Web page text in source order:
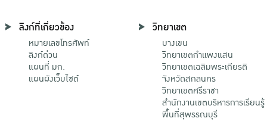
ลิงก์ที่เกี่ยวข้อง
หมายเลขโทรศัพท์
ลิงก์ด่วน
แผนที่ มก.
แผนผังเว็บไซต์
วิทยาเขต
บางเขน
วิทยาเขตกําแพงแสน
วิทยาเขตเฉลิมพระเกียรติ
จังหวัดสกลนคร
วิทยาเขตศรีราชา
สำนักงานเขตบริหารการเรียนรู้
พื้นที่สุพรรณบุรี